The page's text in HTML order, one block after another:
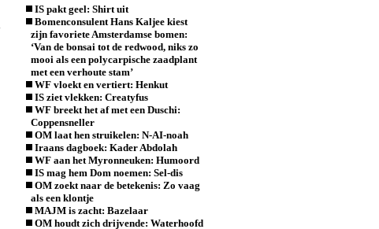
IS pakt geel: Shirt uit
Bomenconsulent Hans Kaljee kiest
zijn favoriete Amsterdamse bomen:
‘Van de bonsai tot de redwood, niks zo
mooi als een polycarpische zaadplant
met een verhoute stam’
WF vloekt en vertiert: Henkut
IS ziet vlekken: Creatyfus
WF breekt het af met een Duschi:
Coppensneller
OM laat hen struikelen: N-AI-noah
Iraans dagboek: Kader Abdolah
WF aan het Myronneuken: Humoord
IS mag hem Dom noemen: Sel-dis
OM zoekt naar de betekenis: Zo vaag
als een klontje
MAJM is zacht: Bazelaar
OM houdt zich drijvende: Waterhoofd